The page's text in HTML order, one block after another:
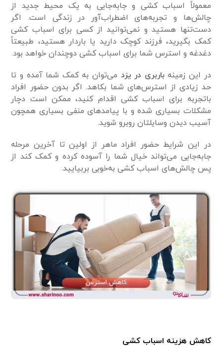
معمولاً اسباب کشی و جابه‌جایی به یک محیط جدید از
چالش‌ها و تجربه‌های اضطراب‌آور در زندگی است. اگر
دست‌تنها هستید و نمی‌توانید از کسی برای اسباب کشی
کمک بگیرید، فرزند کوچک دارید یا باردار هستید، طبیعتاً
دغدغه و استرس شما برای اسباب کشی دوچندان خواهد بود.
در این زمینهباربری در یزد می‌توان به کمک شما آمده و تا
حد زیادی از استرس‌های شما بکاهد. اگر بدون حضور افراد
باتجربه برای اسباب کشی اقدام کنید، ممکن است دچار
مشکلات بسیاری شده و با پیامد‌های منفی بسیاری همچون
آسیب دیدن وسایلتان روبرو شوید.
در این شرایط حضور افراد ماهر از اولین تا آخرین مرحله
جابه‌جایی می‌تواند خیال شما را آسوده کرده و کمک کند از
پس چالش‌های اسباب کشی به‌خوبی بربیایید.
کاهش هزینه اسباب کشی